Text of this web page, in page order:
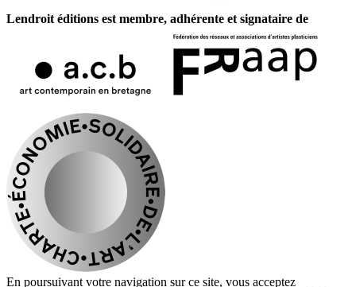
Lendroit éditions est membre, adhérente et signataire de
En poursuivant votre navigation sur ce site, vous acceptez